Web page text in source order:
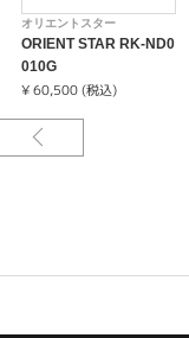
オリエントスター
ORIENT STAR RK-ND0
010G
¥ 60,500 (税込)